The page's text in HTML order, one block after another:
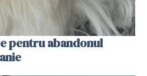
pentru abandonul